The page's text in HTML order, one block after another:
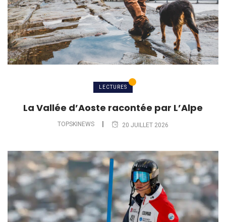
LECTURES
La Vallée d’Aoste racontée par L’Alpe
TOPSKINEWS 20 JUILLET 2026